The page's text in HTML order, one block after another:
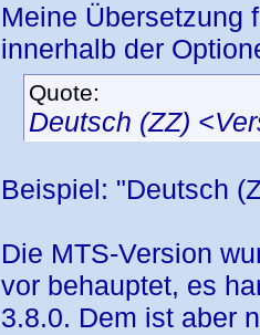
Meine Übersetzung
innerhalb der
Quote:
Deutsch (ZZ)
Beispiel: "Deutsch
Die MTS-Version
vor behauptet, es
3.8.0. Dem ist aber